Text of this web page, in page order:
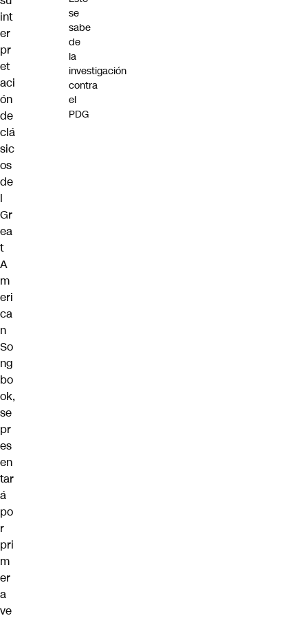
int
er
pr
et
aci
ón
de
clá
sic
os
de
l
Gr
ea
t
A
m
eri
ca
n
So
ng
bo
ok,
se
pr
es
en
tar
á
po
r
pri
m
er
a
ve
se
sabe
de
la
investigación
contra
el
PDG